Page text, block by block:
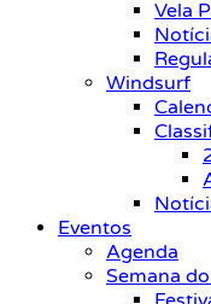
Vela
Windsurf
Eventos
Agenda
Semana